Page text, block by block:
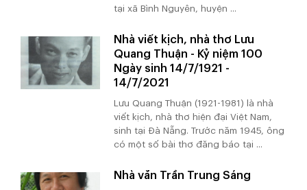
tại xã Bình Nguyên, huyện ...
Nhà viết kịch, nhà thơ Lưu
Quang Thuận - Kỷ niệm 100
Ngày sinh 14/7/1921 -
14/7/2021
Lưu Quang Thuận (1921-1981) là nhà
viết kịch, nhà thơ hiện đại Việt Nam,
sinh tại Đà Nẵng. Trước năm 1945, ông
có một số bài thơ đăng báo tại ...
Nhà văn Trần Trung Sáng